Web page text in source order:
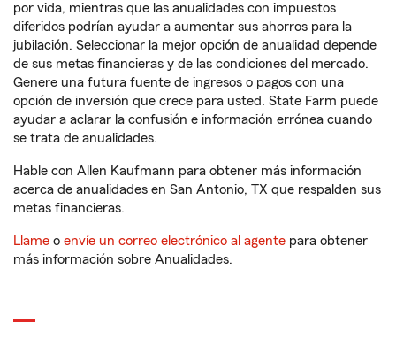
por vida, mientras que las anualidades con impuestos
diferidos podrían ayudar a aumentar sus ahorros para la
jubilación. Seleccionar la mejor opción de anualidad depende
de sus metas financieras y de las condiciones del mercado.
Genere una futura fuente de ingresos o pagos con una
opción de inversión que crece para usted. State Farm puede
ayudar a aclarar la confusión e información errónea cuando
se trata de anualidades.
Hable con Allen Kaufmann para obtener más información
acerca de anualidades en San Antonio, TX que respalden sus
metas financieras.
Llame o envíe un correo electrónico al agente para obtener
más información sobre Anualidades.